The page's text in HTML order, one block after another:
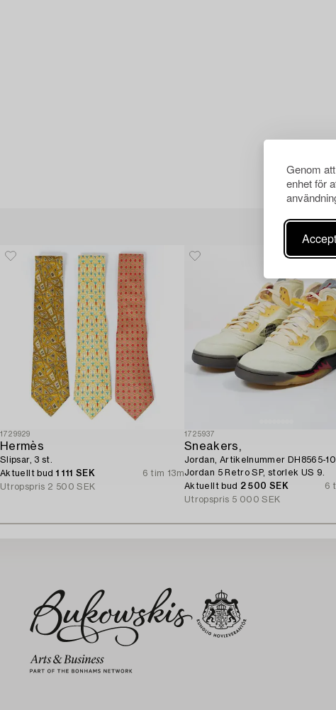
Genom
enhet för
1729929
Hermès
Slipsar, 3 st.
Aktuellt bud 1 111 SEK
6 tim 13m
Utropspris 2 500 SEK
1725937
Sneakers,
Jordan, Artikelnummer DH8565-
Jordan 5 Retro SP, storlek US 9.
Aktuellt bud 2 500 SEK
6
Utropspris 5 000 SEK